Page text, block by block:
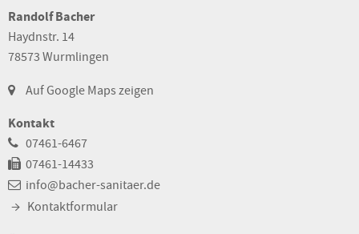
Randolf Bacher
Haydnstr. 14
78573 Wurmlingen
Auf Google Maps zeigen
Kontakt
07461-6467
07461-14433
info@bacher-sanitaer.de
Kontaktformular